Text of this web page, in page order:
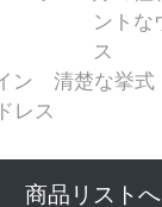
商品リストへ